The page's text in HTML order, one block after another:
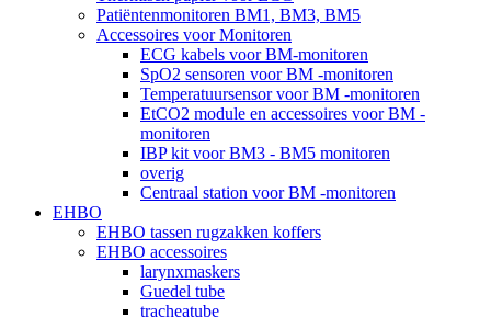
Patiëntenmonitoren BM1, BM3, BM5
Accessoires voor Monitoren
ECG kabels voor BM-monitoren
SpO2 sensoren voor BM -monitoren
Temperatuursensor voor BM -monitoren
EtCO2 module en accessoires voor BM -
monitoren
IBP kit voor BM3 - BM5 monitoren
overig
Centraal station voor BM -monitoren
EHBO
EHBO tassen rugzakken koffers
EHBO accessoires
larynxmaskers
Guedel tube
tracheatube